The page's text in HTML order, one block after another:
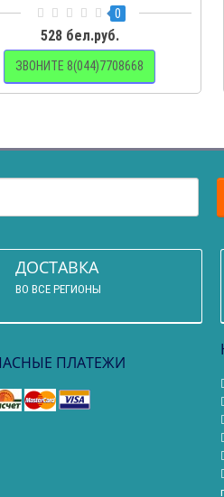
0
528 бел.руб.
ЗВОНИТЕ 8(044)7708668
ДОСТАВКА
ВО ВСЕ РЕГИОНЫ
ПЛАТЕЖИ